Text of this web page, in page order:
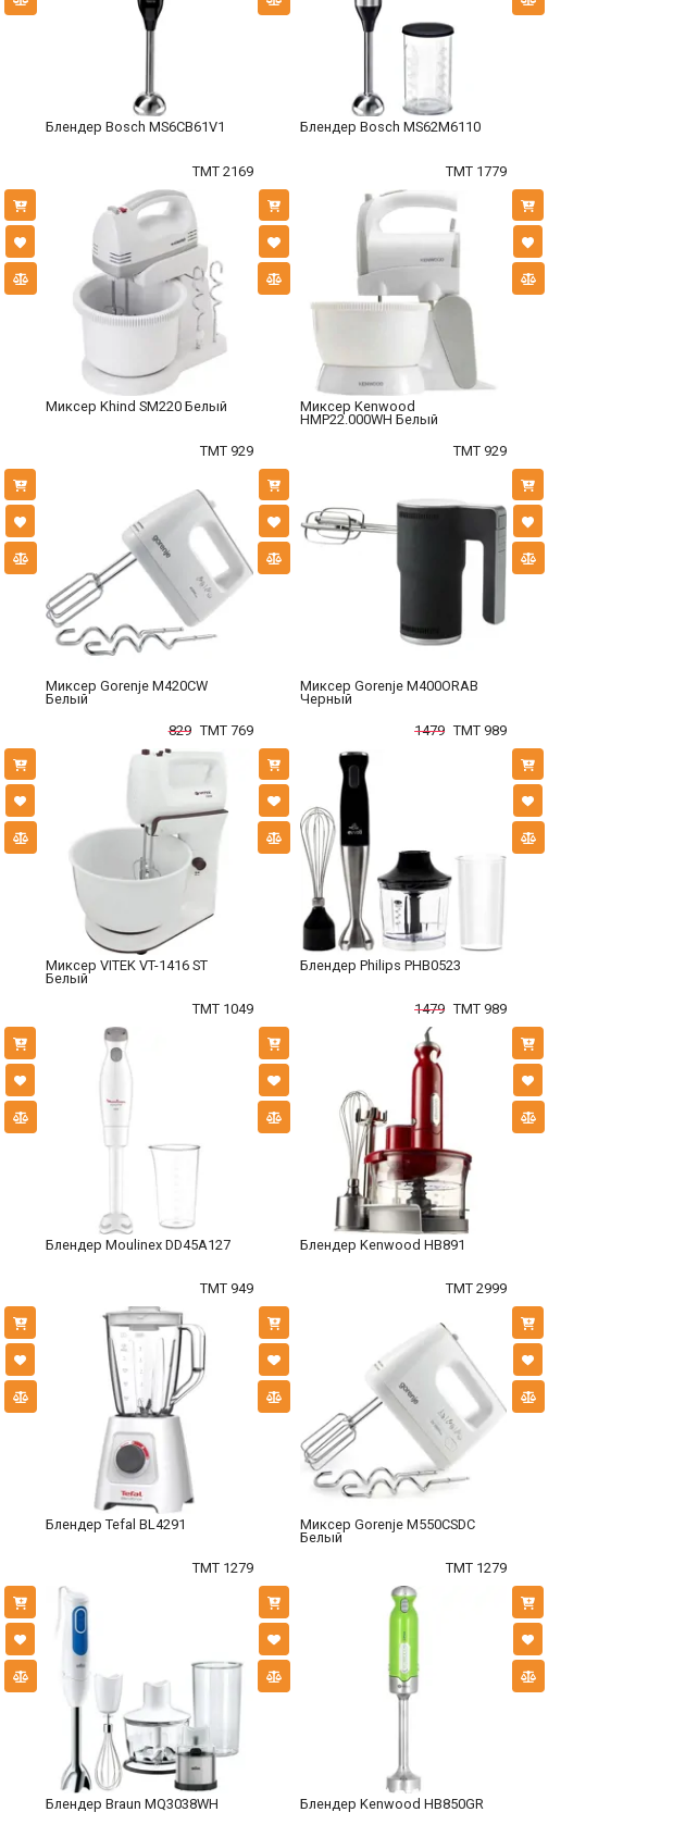
Блендер Bosch MS6CB61V1
TMT 2169
Блендер Bosch MS62M6110
TMT 1779
Миксер Khind SM220 Белый
TMT 929
Миксер Kenwood
HMP22.000WH Белый
TMT 929
Миксер Gorenje M420CW
Белый
829 TMT 769
Миксер Gorenje M400ORAB
Черный
1479 TMT 989
Миксер VITEK VT-1416 ST
Белый
TMT 1049
Блендер Philips PHB0523
1479 TMT 989
Блендер Moulinex DD45A127
TMT 949
Блендер Kenwood HB891
TMT 2999
Блендер Tefal BL4291
TMT 1279
Миксер Gorenje M550CSDC
Белый
TMT 1279
Блендер Braun MQ3038WH Блендер Kenwood HB850GR